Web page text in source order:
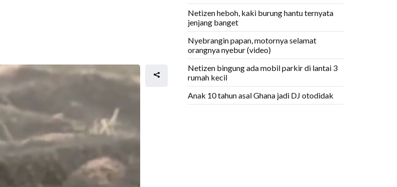
Netizen heboh, kaki burung hantu ternyata
jenjang banget
Nyebrangin papan, motornya selamat
orangnya nyebur (video)
Netizen bingung ada mobil parkir di lantai 3
rumah kecil
Anak 10 tahun asal Ghana jadi DJ otodidak